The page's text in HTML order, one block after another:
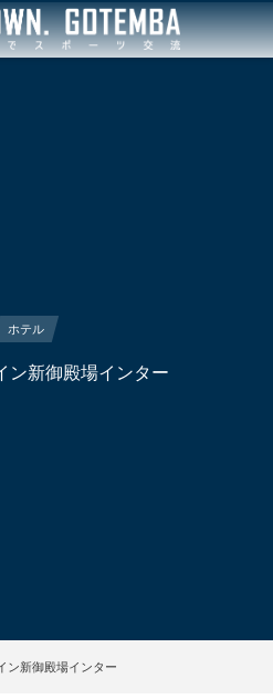
ホテル
ン新御殿場インター
ン新御殿場インター